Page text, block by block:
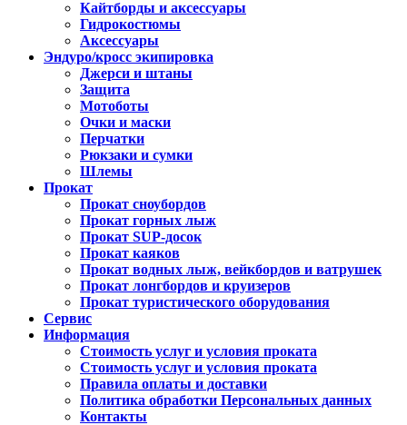
Кайтборды и аксессуары
Гидрокостюмы
Аксессуары
Эндуро/кросс экипировка
Джерси и штаны
Защита
Мотоботы
Очки и маски
Перчатки
Рюкзаки и сумки
Шлемы
Прокат
Прокат сноубордов
Прокат горных лыж
Прокат SUP-досок
Прокат каяков
Прокат водных лыж, вейкбордов и ватрушек
Прокат лонгбордов и круизеров
Прокат туристического оборудования
Сервис
Информация
Стоимость услуг и условия проката
Стоимость услуг и условия проката
Правила оплаты и доставки
Политика обработки Персональных данных
Контакты